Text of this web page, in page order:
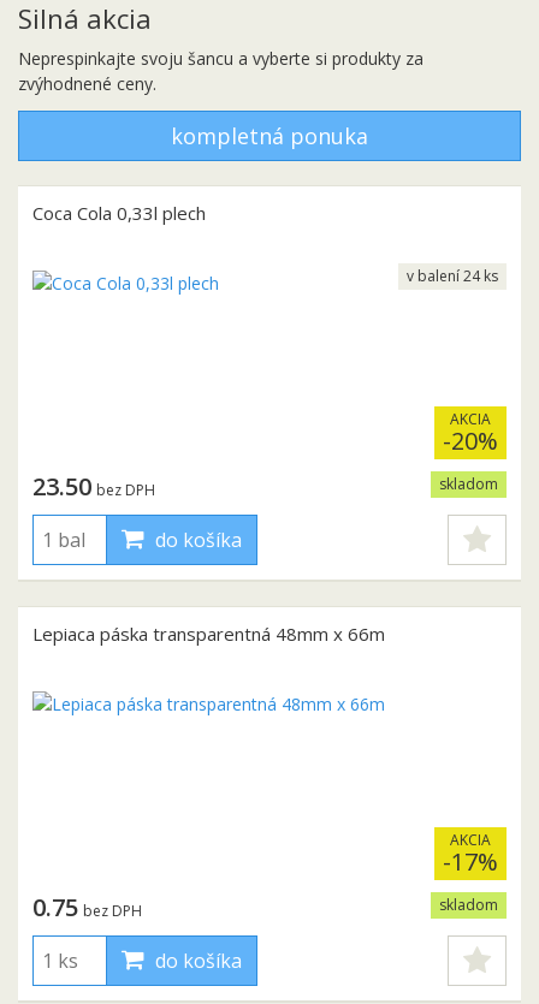
Silná akcia
Neprespinkajte svoju šancu a vyberte si produkty za
zvýhodnené ceny.
kompletná ponuka
Coca Cola 0,33l plech
AKCIA
-20%
skladom
23.50 bez DPH
do košíka
v balení 24 ks
Lepiaca páska transparentná 48mm x 66m
AKCIA
-17%
skladom
0.75 bez DPH
do košíka